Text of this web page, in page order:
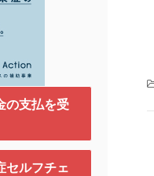
の支払を受
セルフチェ